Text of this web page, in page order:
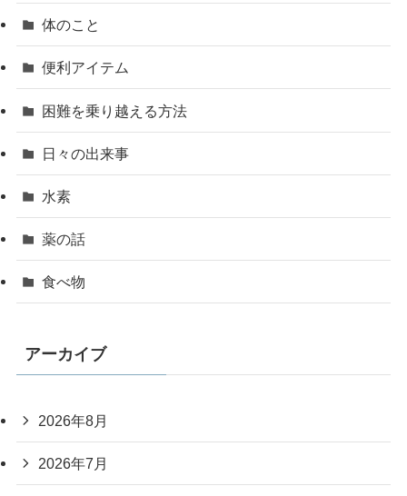
体のこと
便利アイテム
困難を乗り越える方法
日々の出来事
水素
薬の話
食べ物
アーカイブ
2026年8月
2026年7月